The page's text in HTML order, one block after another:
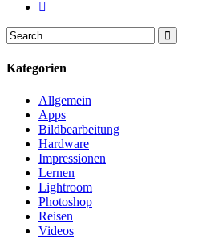
Kategorien
Allgemein
Apps
Bildbearbeitung
Hardware
Impressionen
Lernen
Lightroom
Photoshop
Reisen
Videos